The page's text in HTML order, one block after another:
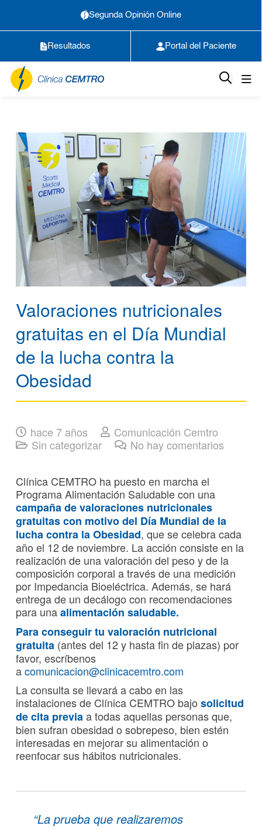
Segunda Opinión Online
Resultados Portal del Paciente
Valoraciones nutricionales
gratuitas en el Día Mundial
de la lucha contra la
Obesidad
hace 7 años
Comunicación Cemtro
Sin categorizar
No hay comentarios
Clínica CEMTRO ha puesto en marcha el
Programa Alimentación Saludable con una
campaña de valoraciones nutricionales
gratuitas con motivo del Día Mundial de la
lucha contra la Obesidad, que se celebra cada
año el 12 de noviembre. La acción consiste en la
realización de una valoración del peso y de la
composición corporal a través de una medición
por Impedancia Bioeléctrica. Además, se hará
entrega de un decálogo con recomendaciones
para unaalimentación saludable.
Para conseguir tu valoración nutricional
gratuita (antes del 12 y hasta fin de plazas) por
favor, escríbenos
acomunicacion@clinicacemtro.com
La consulta se llevará a cabo en las
instalaciones de Clínica CEMTRO bajo solicitud
de cita previaa todas aquellas personas que,
bien sufran obesidad o sobrepeso, bien estén
interesadas en mejorar su alimentación o
reenfocar sus hábitos nutricionales.
“La prueba que realizaremos